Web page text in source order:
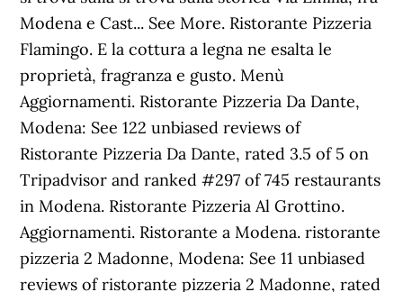
Modena e Cast... See More. Ristorante Pizzeria
Flamingo. E la cottura a legna ne esalta le
proprietà, fragranza e gusto. Menù
Aggiornamenti. Ristorante Pizzeria Da Dante,
Modena: See 122 unbiased reviews of
Ristorante Pizzeria Da Dante, rated 3.5 of 5 on
Tripadvisor and ranked #297 of 745 restaurants
in Modena. Ristorante Pizzeria Al Grottino.
Aggiornamenti. Ristorante a Modena. ristorante
pizzeria 2 Madonne, Modena: See 11 unbiased
reviews of ristorante pizzeria 2 Madonne, rated